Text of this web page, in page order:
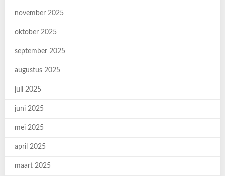
november 2025
oktober 2025
september 2025
augustus 2025
juli 2025
juni 2025
mei 2025
april 2025
maart 2025